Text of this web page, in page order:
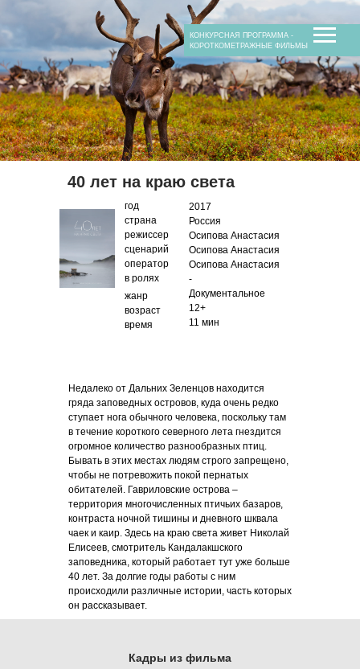
КОНКУРСНАЯ ПРОГРАММА -
КОРОТКОМЕТРАЖНЫЕ ФИЛЬМЫ
40 лет на краю света
год
страна
режиссер
сценарий
оператор
в ролях
2017
Россия
Осипова Анастасия
Осипова Анастасия
Осипова Анастасия
-
Документальное
12+
11 мин
жанр
возраст
время
Недалеко от Дальних Зеленцов находится
гряда заповедных островов, куда очень редко
ступает нога обычного человека, поскольку там
в течение короткого северного лета гнездится
огромное количество разнообразных птиц.
Бывать в этих местах людям строго запрещено,
чтобы не потревожить покой пернатых
обитателей. Гавриловские острова –
территория многочисленных птичьих базаров,
контраста ночной тишины и дневного шквала
чаек и каир. Здесь на краю света живет Николай
Елисеев, смотритель Кандалакшского
заповедника, который работает тут уже больше
40 лет. За долгие годы работы с ним
происходили различные истории, часть которых
он рассказывает.
Кадры из фильма